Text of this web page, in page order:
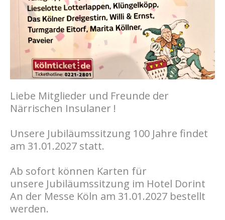
Liebe Mitglieder und Freunde der
Närrischen Insulaner !
Unsere Jubiläumssitzung 100 Jahre findet
am 31.01.2027 statt.
Ab sofort können Karten für
unsere Jubiläumssitzung im Hotel Dorint
An der Messe Köln am 31.01.2027 bestellt
werden.